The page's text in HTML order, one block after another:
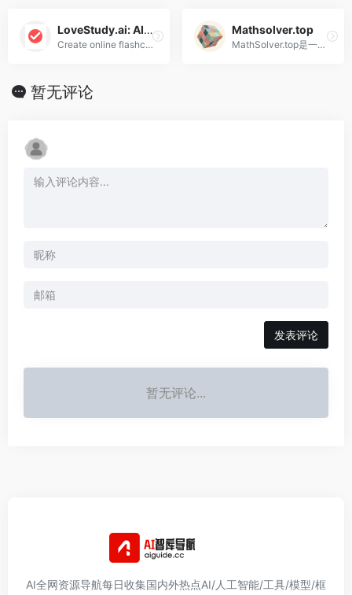
LoveStudy.ai: AI Flashcards
Create online flashcards, study quizzes and explore our notes taker with LoveStu
Mathsolver.top
MathSolver.top是一个完全免费的AI数学解算器，提供个性化辅导。助手模式为你提供逐步答案解析；辅导模式为你提供知识点总结，通过问答带动学生思考。
暂无评论
发表评论
暂无评论...
AI全网资源导航每日收集国内外热点AI/人工智能/工具/模型/框